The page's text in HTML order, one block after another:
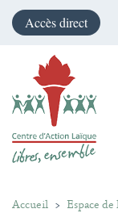
Accès direct
Accueil > Espace